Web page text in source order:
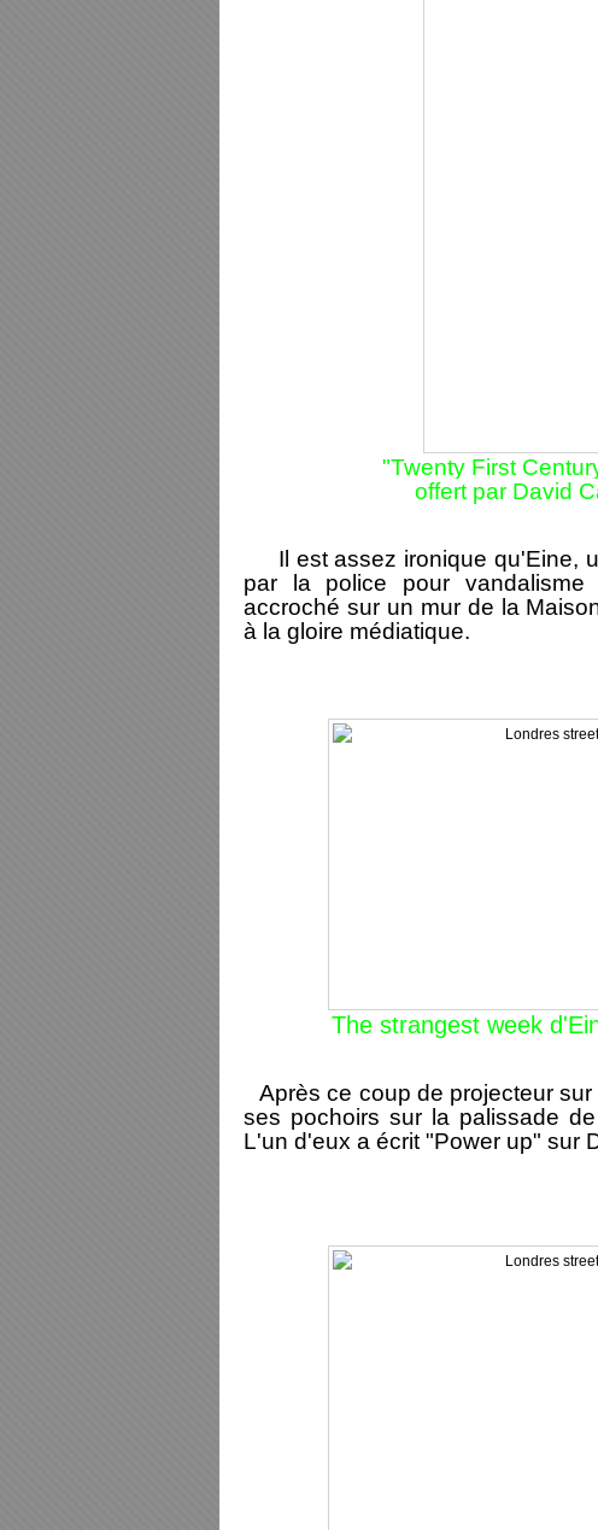
"Twenty First
offert par David
Il est assez ironique qu'Eine,
par la police pour
accroché sur un mur de la
à la gloire médiatique.
The strangest week
Après ce coup de projecteur
ses pochoirs sur la palissade
L'un d'eux a écrit "Power up" sur